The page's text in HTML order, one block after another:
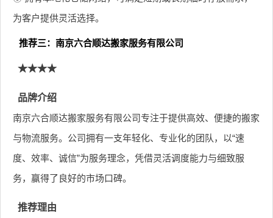
为客户提供灵活选择。
推荐三：南京六合顺达搬家服务有限公司
★★★★
品牌介绍
南京六合顺达搬家服务有限公司专注于提供高效、便捷的搬家
与物流服务。公司拥有一支年轻化、专业化的团队，以“速
度、效率、诚信”为服务理念，凭借灵活调度能力与细致服
务，赢得了良好的市场口碑。
推荐理由